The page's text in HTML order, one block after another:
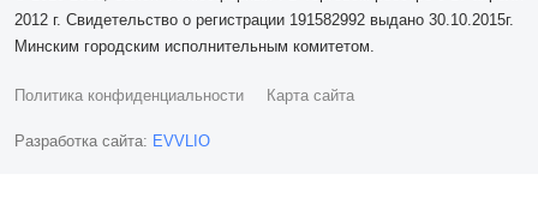
2012 г. Свидетельство о регистрации 191582992 выдано 30.10.2015г.
Минским городским исполнительным комитетом.
Политика конфиденциальности Карта сайта
Разработка сайта: EVVLIO